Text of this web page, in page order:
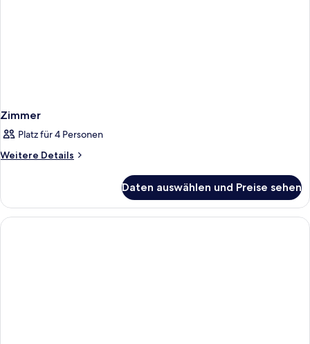
Zimmer
Platz für 4 Personen
Weitere Details
Weitere
Daten auswählen und Preise sehen